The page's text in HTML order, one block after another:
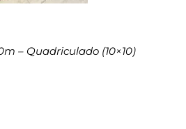
– Quadriculado (10×10)